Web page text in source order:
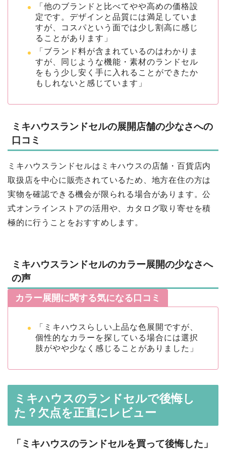
「他のブランドと比べてやや高めの価格設
定です。デザインと品質には満足していま
すが、コスパという面では少し割高に感じ
ることがあります」
「ブランド料が含まれているのはわかりま
すが、同じような機能・素材のランドセル
をもう少し安く手に入れることができたか
もしれないと感じています」
ミキハウスランドセルの展開店舗の少なさへの
口コミ
ミキハウスランドセルはミキハウスの店舗・百貨店内
取扱店を中心に販売されているため、地方在住の方は
実物を確認できる機会が限られる場合があります。公
式オンラインストアの活用や、カタログ取り寄せを積
極的に行うことをおすすめします。
ミキハウスランドセルのカラー展開の少なさへ
の声
カラー展開に関する気になる口コミ
「ミキハウスらしい上品な色展開ですが、
個性的なカラーを探している場合には選択
肢がやや少なく感じることがありました」
ミキハウスのランドセルで後悔し
た？欠点を正直にレビュー
「ミキハウスのランドセルを買って後悔した」